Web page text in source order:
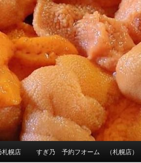
幌店 すぎ乃 予約フオーム （札幌店）